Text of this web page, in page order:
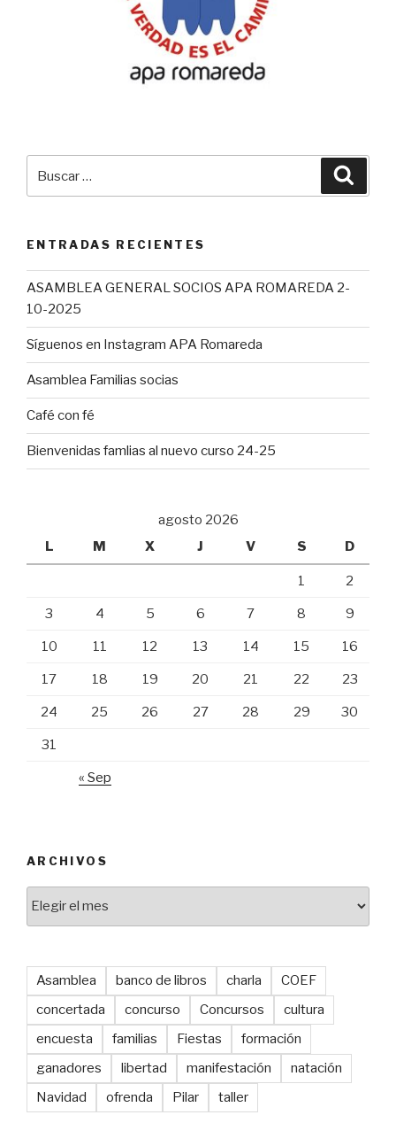
por:
ENTRADAS RECIENTES
ASAMBLEA GENERAL SOCIOS APA ROMAREDA 2-
10-2025
Síguenos en Instagram APA Romareda
Asamblea Familias socias
Café con fé
Bienvenidas famlias al nuevo curso 24-25
agosto 2026
L
M X J V S D
1 2
3 4 5 6 7 8 9
10 11 12 13 14 15 16
17 18 19 20 21 22 23
24 25 26 27 28 29 30
31
« Sep
ARCHIVOS
Asamblea banco de libros charla
COEF
concertada
concurso Concursos
cultura
encuesta
familias Fiestas
formación
ganadores
libertad manifestación
natación
Navidad
ofrenda Pilar taller